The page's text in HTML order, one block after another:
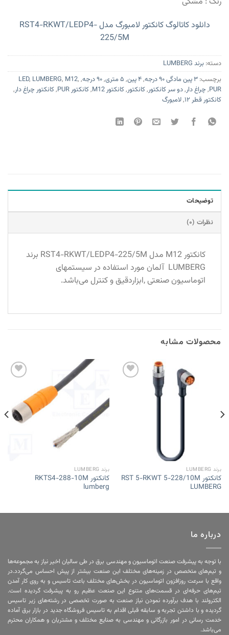
دانلود کاتالوگ کانکتور لامبورگ مدل RST4-RKWT/LEDP4-
225/5M
دسته: برند LUMBERG
برچسب: ۳ پین مادگی ۹۰ درجه ,۴ پین , ۵ متری ,۹۰ درجه ,
LED, LUMBERG, M12,
PUR
, چراغ دار,دو سر کانکتور,کانکتور,کانکتور M12 ,کانکتور PUR ,کانکتور چراغ دار,
کانکتور قطر ۱۲
,لامبورگ
توضیحات
نظرات (۰)
کانکتور M12 مدل RST4-RKWT/LEDP4-225/5M برند
LUMBERG آلمان مورد استفاده در سیستمهای
اتوماسیون صنعتی ,ابزاردقیق و کنترل می‌باشد.
محصولات مشابه
برند LUMBERG
کانکتور RST 5-RKWT 5-228/10M
LUMBERG
Add to
wishlist
برند LUMBERG
کانکتور RKTS4-288-10M
lumberg
درباره ما
با توجه به پیشرفت صنعت اتوماسیون و مهندسی برق در طی سالیان اخیر نیاز به مجموعه‌ها
و تیم‌های متخصص در زمینه‌های مختلف این صنعت بیشتر از پیش احساس می‌گردد.در
واقع با سرعت روزافزون اتوماسیون در بخش‌های مختلف باعث تاسیس و به روی کار آمدن
تیم‌های حرفه‌ای در قسمت‌های متنوع این صنعت عظیم رو به پیشرفت گردیده است.
الکترولند با هدف برآورده نمودن نیاز صنعت به صورت تخصصی در رشته‌های زیر تاسیس
گردیده و با داشتن تجربه و سابقه قبلی اقدام به تاسیس فروشگاه جدید در بازار برق آماده
خدمت رسانی در امور بازرگانی و مهندسی به صنایع مختلف و مشتریان و همکاران محترم
می‌باشد.